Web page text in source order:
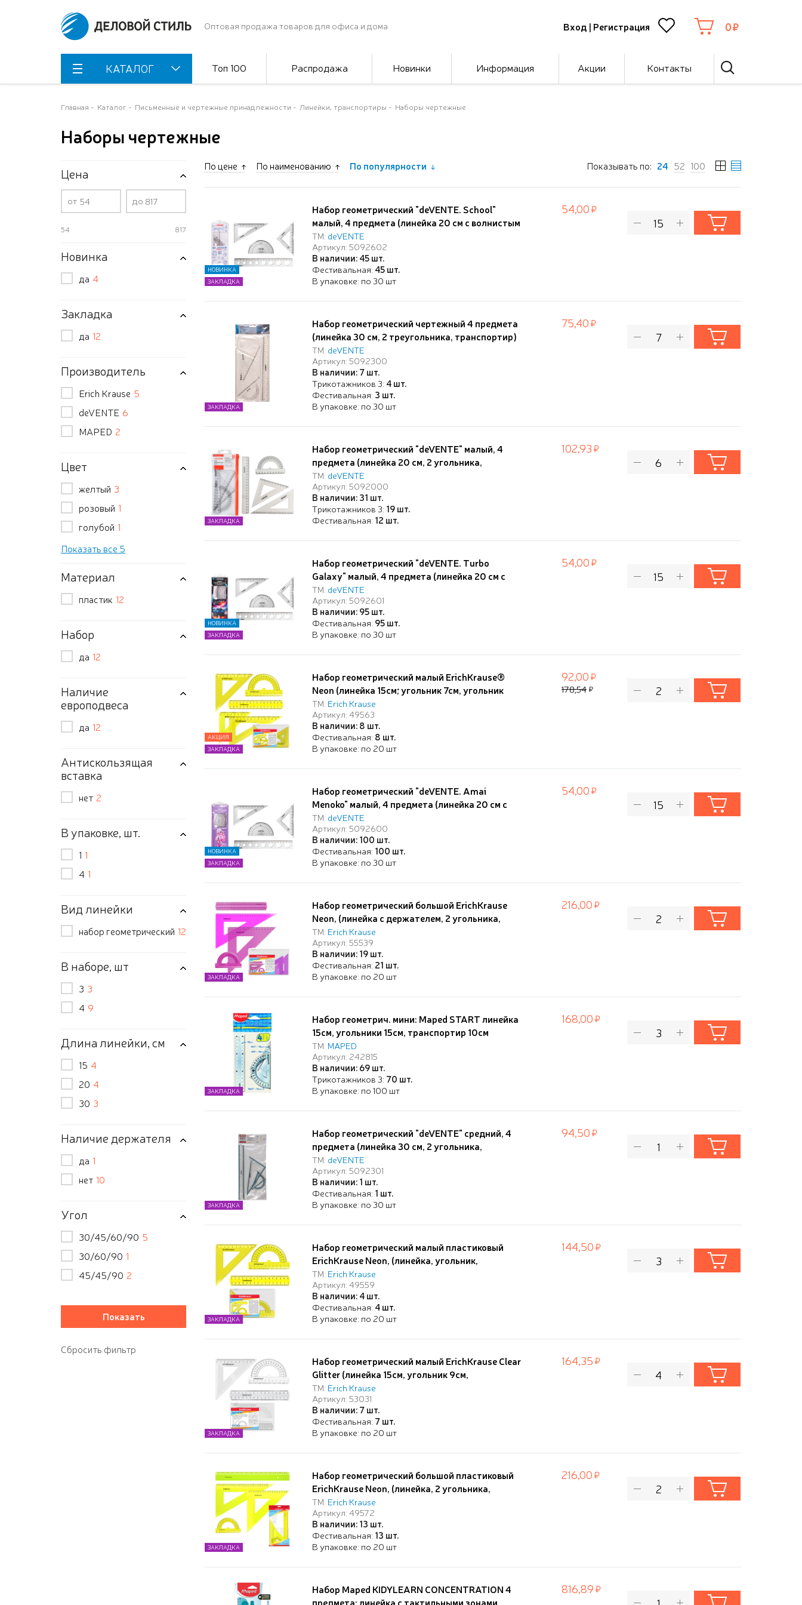
Оптовая продажа товаров для офиса и дома Вход | Регистрация 0
КАТАЛОГ Топ 100 Распродажа Новинки Информация Акции Контакты
Главная Каталог Письменные и чертежные принадлежности Линейки, транспортиры Наборы чертежные
Наборы чертежные
Цена
от до
54 817
Новинка
да 4
Закладка
да 12
Производитель
Erich Krause 5
deVENTE 6
MAPED 2
Цвет
желтый 3
розовый 1
голубой 1
Показать все 5
Материал
пластик 12
Набор
да 12
Наличие
европодвеса
да 12
Антискользящая
вставка
нет 2
В упаковке, шт.
1 1
4 1
Вид линейки
набор геометрический 12
В наборе, шт
3 3
4 9
Длина линейки, см
15 4
20 4
30 3
Наличие держателя
да 1
нет 10
Угол
30/45/60/90 5
30/60/90 1
45/45/90 2
По цене По наименованию По популярности Показывать по: 24 52 100
Набор геометрический "deVENTE. School"
малый, 4 предмета (линейка 20 см с волнистым
краем и трафаретами окружностей, 2
угольника, транспортир 180°), прозрачный, в
пластиковой упаковке
ТМ: deVENTE
Артикул: 5092602
В наличии: 45 шт.
Фестивальная: 45 шт.
В упаковке: по 30 шт
НОВИНКА
ЗАКЛАДКА
54,00
Набор геометрический чертежный 4 предмета
(линейка 30 см, 2 треугольника, транспортир)
прозрачный, в пластиковом блистере
ТМ: deVENTE
Артикул: 5092300
В наличии: 7 шт.
Трикотажников 3: 4 шт.
Фестивальная: 3 шт.
В упаковке: по 30 шт
ЗАКЛАДКА
75,40
Набор геометрический "deVENTE" малый, 4
предмета (линейка 20 см, 2 угольника,
транспортир), прозрачный пластик
shatterproof, в ПВХ чехле с европодвесом и
боковой молнией
ТМ: deVENTE
Артикул: 5092000
В наличии: 31 шт.
Трикотажников 3: 19 шт.
Фестивальная: 12 шт.
ЗАКЛАДКА
102,93
Набор геометрический "deVENTE. Turbo
Galaxy" малый, 4 предмета (линейка 20 см с
волнистым краем и трафаретами
окружностей, 2 угольника, транспортир 180°),
прозрачный, в пластиковой упаковке
ТМ: deVENTE
Артикул: 5092601
В наличии: 95 шт.
Фестивальная: 95 шт.
В упаковке: по 30 шт
НОВИНКА
ЗАКЛАДКА
54,00
Набор геометрический малый ErichKrause®
Neon (линейка 15см; угольник 7см, угольник
9см, угольник 13см, транспортир), желтый, в
zip пакете
ТМ: Erich Krause
Артикул: 49563
В наличии: 8 шт.
Фестивальная: 8 шт.
В упаковке: по 20 шт
АКЦИЯ
ЗАКЛАДКА
92,00
178,54
Набор геометрический "deVENTE. Amai
Menoko" малый, 4 предмета (линейка 20 см с
волнистым краем и трафаретами
окружностей, 2 угольника, транспортир 180°),
прозрачный, в пластиковой упаковке
ТМ: deVENTE
Артикул: 5092600
В наличии: 100 шт.
Фестивальная: 100 шт.
В упаковке: по 30 шт
НОВИНКА
ЗАКЛАДКА
54,00
Набор геометрический большой ErichKrause
Neon, (линейка с держателем, 2 угольника,
транспортир), розовый, в zip-пакете
ТМ: Erich Krause
Артикул: 55539
В наличии: 19 шт.
Фестивальная: 21 шт.
В упаковке: по 20 шт
ЗАКЛАДКА
216,00
Набор геометрич. мини: Maped START линейка
15см, угольники 15см, транспортир 10см
ТМ: MAPED
Артикул: 242815
В наличии: 69 шт.
Трикотажников 3: 70 шт.
В упаковке: по 100 шт
ЗАКЛАДКА
168,00
Набор геометрический "deVENTE" средний, 4
предмета (линейка 30 см, 2 угольника,
транспортир), прозрачный с синей шкалой, в
пластиковом блистере
ТМ: deVENTE
Артикул: 5092301
В наличии: 1 шт.
Фестивальная: 1 шт.
В упаковке: по 30 шт
ЗАКЛАДКА
94,50
Набор геометрический малый пластиковый
ErichKrause Neon, (линейка, угольник,
транспортир), желтый (в пакете по 20 шт)
ТМ: Erich Krause
Артикул: 49559
В наличии: 4 шт.
Фестивальная: 4 шт.
В упаковке: по 20 шт
ЗАКЛАДКА
144,50
Набор геометрический малый ErichKrause Clear
Glitter (линейка 15см, угольник 9см,
транспортир 180°), прозрачный с блестками, в
zip-пакете
ТМ: Erich Krause
Артикул: 53031
В наличии: 7 шт.
Фестивальная: 7 шт.
В упаковке: по 20 шт
ЗАКЛАДКА
164,35
Набор геометрический большой пластиковый
ErichKrause Neon, (линейка, 2 угольника,
транспортир), желтый (в пакете по 20 шт)
ТМ: Erich Krause
Артикул: 49572
В наличии: 13 шт.
Фестивальная: 13 шт.
В упаковке: по 20 шт
ЗАКЛАДКА
216,00
Набор Maped KIDYLEARN CONCENTRATION 4
предмета: линейка с тактильными зонами,
816,89